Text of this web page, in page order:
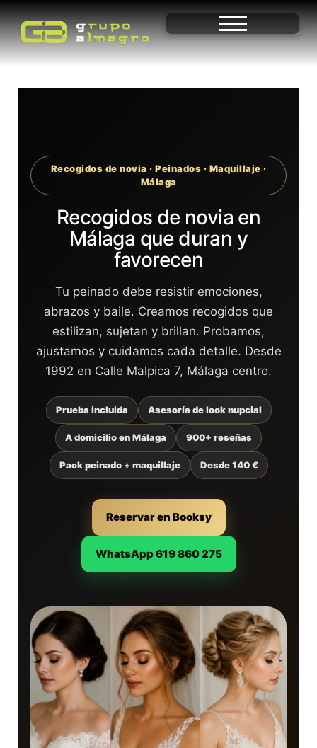
Recogidos de novia · Peinados · Maquillaje ·
Málaga
Recogidos de novia en
Málaga que duran y
favorecen
Tu peinado debe resistir emociones,
abrazos y baile. Creamos recogidos que
estilizan, sujetan y brillan. Probamos,
ajustamos y cuidamos cada detalle. Desde
1992 en Calle Malpica 7, Málaga centro.
Prueba incluida Asesoría de look nupcial
A domicilio en Málaga 900+ reseñas
Pack peinado + maquillaje Desde 140 €
Reservar en Booksy
WhatsApp 619 860 275